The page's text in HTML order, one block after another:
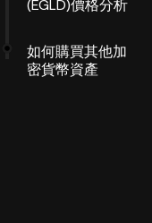
(EGLD)價格分析
如何購買其他加
密貨幣資產